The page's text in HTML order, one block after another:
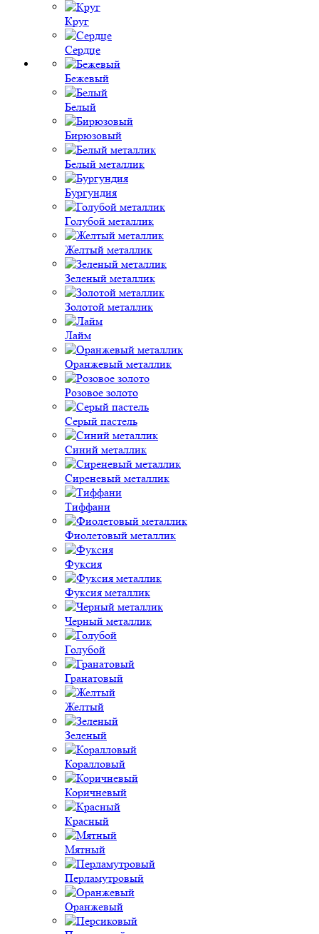
Круг
Сердце
Бежевый
Белый
Бирюзовый
Белый металлик
Бургундия
Голубой металлик
Желтый металлик
Зеленый металлик
Золотой металлик
Лайм
Оранжевый металлик
Розовое золото
Серый пастель
Синий металлик
Сиреневый металлик
Тиффани
Фиолетовый металлик
Фуксия
Фуксия металлик
Черный металлик
Голубой
Гранатовый
Желтый
Зеленый
Коралловый
Коричневый
Красный
Мятный
Перламутровый
Оранжевый